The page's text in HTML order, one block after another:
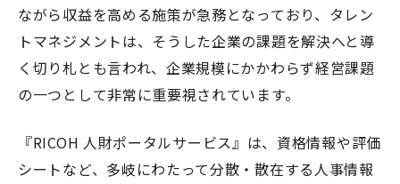
ながら収益を高める施策が急務となっており、タレン
トマネジメントは、そうした企業の課題を解決へと導
く切り札とも言われ、企業規模にかかわらず経営課題
の一つとして非常に重要視されています。
『RICOH 人財ポータルサービス』は、資格情報や評価
シートなど、多岐にわたって分散・散在する人事情報